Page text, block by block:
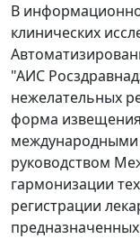
В
клинических
"АИС
нежелательных
форма
международными
руководством
гармонизации
регистрации